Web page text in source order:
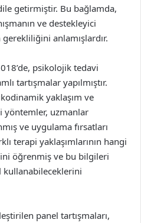
getirmiştir. Bu bağlamda,
ve destekleyici
anlamışlardır.
psikolojik tedavi
tartışmalar yapılmıştır.
yaklaşım ve
yöntemler, uzmanlar
ve uygulama fırsatları
terapi yaklaşımlarının hangi
öğrenmiş ve bu bilgileri
kullanabileceklerini
panel tartışmaları,